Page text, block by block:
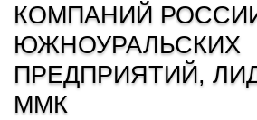
КОМПАНИЙ
ЮЖНОУРАЛЬСКИХ
ПРЕДПРИЯТИЙ,
ММК